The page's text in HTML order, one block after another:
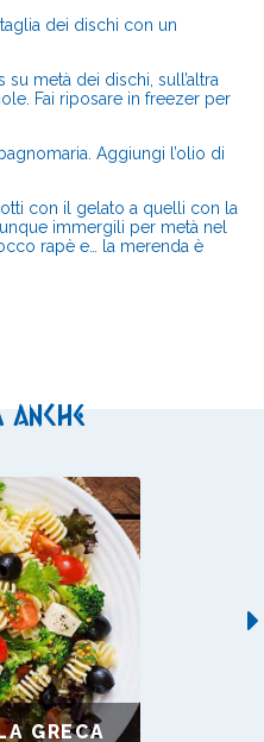
dei dischi con un
metà dei dischi, sull’altra
Fai riposare in freezer per
Aggiungi l’olio di
con il gelato a quelli con la
immergili per metà nel
rapè e… la merenda è
anche
GRECA